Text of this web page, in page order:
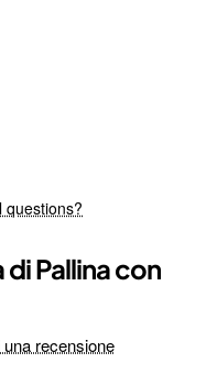
questions?
Pallina con
recensione